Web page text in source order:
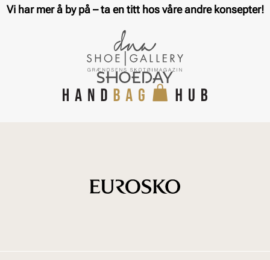
Vi har mer å by på – ta en titt hos våre andre konsepter!